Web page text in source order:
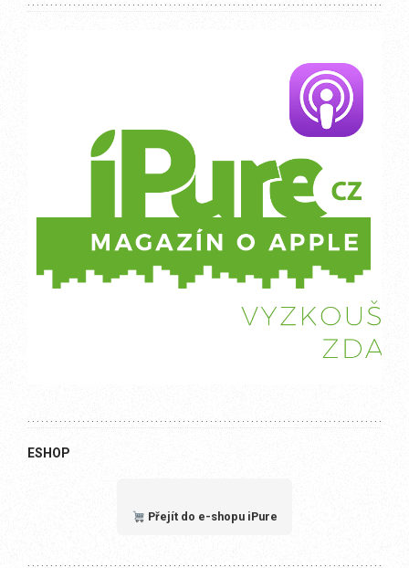
ESHOP
Přejít do e-shopu iPure